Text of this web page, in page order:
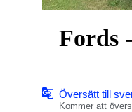
Fords
Översätt till
Kommer att